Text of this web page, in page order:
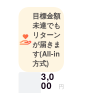
目標金額
未達でも
リターン
が届きま
す(All-in
方式)
3,0
00 円